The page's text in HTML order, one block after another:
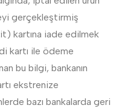
gerçekleştirmiş
kartına iade edilmek
kartı ile ödeme
bu bilgi, bankanın
ekstrenize
bazı bankalarda geri